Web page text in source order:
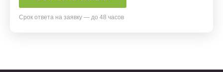
Срок ответа на заявку — до 48 часов